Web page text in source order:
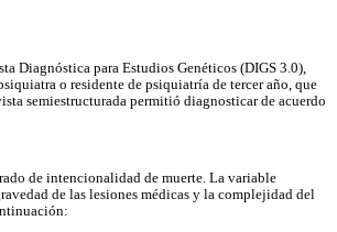
Diagnóstica para Estudios Genéticos (DIGS 3.0),
o residente de psiquiatría de tercer año, que
semiestructurada permitió diagnosticar de acuerdo
de intencionalidad de muerte. La variable
de las lesiones médicas y la complejidad del